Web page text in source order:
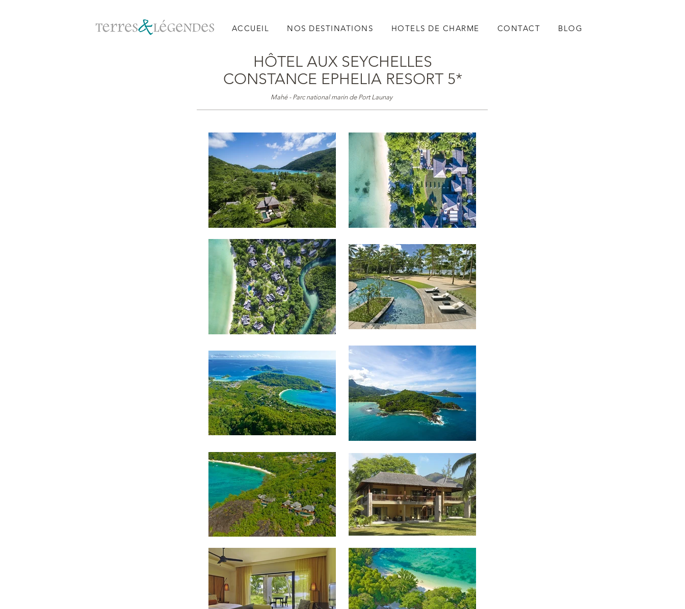
ACCUEIL NOS DESTINATIONS HOTELS DE CHARME CONTACT BLOG
HÔTEL AUX SEYCHELLES
CONSTANCE EPHELIA RESORT 5*
Mahé - Parc national marin de Port Launay